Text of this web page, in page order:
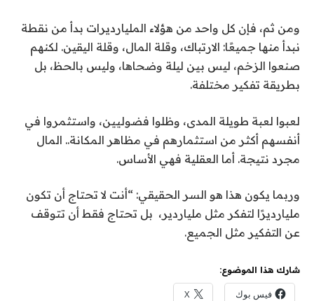
ومن ثم، فإن كل واحد من هؤلاء المليارديرات بدأ من نقطة
نبدأ منها جميعًا: الارتباك، وقلة المال، وقلة اليقين. لكنهم
صنعوا الزخم، ليس بين ليلة وضحاها، وليس بالحظ، بل
بطريقة تفكير مختلفة.
لعبوا لعبة طويلة المدى، وظلوا فضوليين، واستثمروا في
أنفسهم أكثر من استثمارهم في مظاهر المكانة.. المال
مجرد نتيجة. أما العقلية فهي الأساس.
وربما يكون هذا هو السر الحقيقي: “أنت لا تحتاج أن تكون
مليارديرًا لتفكر مثل ملياردير، بل تحتاج فقط أن تتوقف
عن التفكير مثل الجميع.
شارك هذا الموضوع:
فيس بوك X